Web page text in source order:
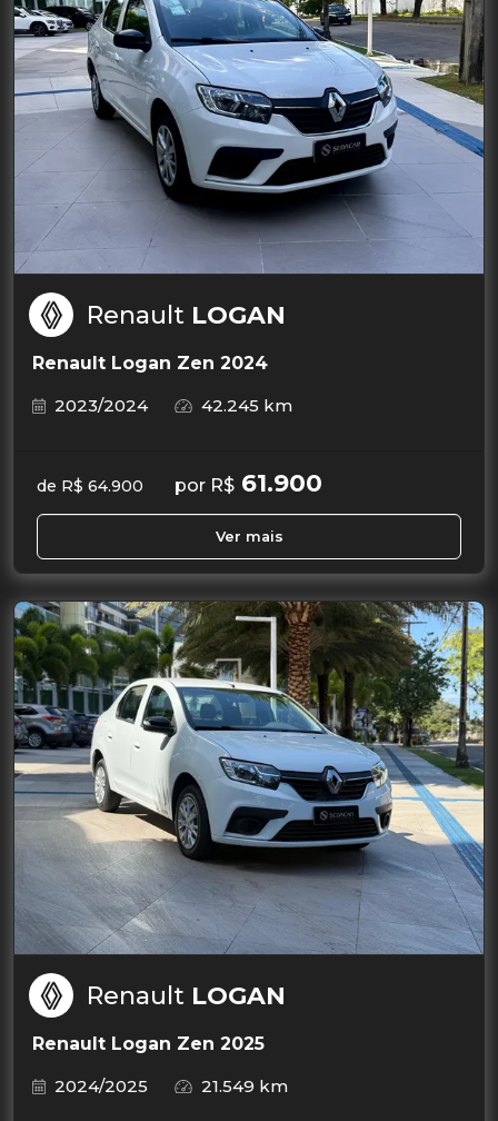
Renault LOGAN
Renault Logan Zen 2024
2023/2024
42.245 km
de R$ 64.900 por R$ 61.900
Ver mais
Renault LOGAN
Renault Logan Zen 2025
2024/2025
21.549 km